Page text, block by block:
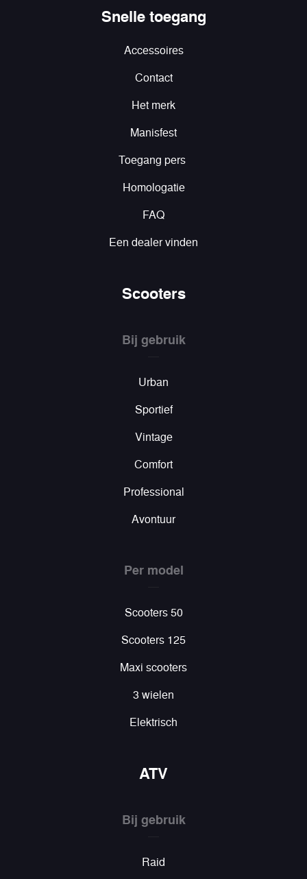
Snelle toegang
Accessoires
Contact
Het merk
Manisfest
Toegang pers
Homologatie
FAQ
Een dealer vinden
Scooters
Bij gebruik
Urban
Sportief
Vintage
Comfort
Professional
Avontuur
Per model
Scooters 50
Scooters 125
Maxi scooters
3 wielen
Elektrisch
ATV
Bij gebruik
Raid